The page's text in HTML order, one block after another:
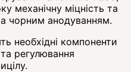
механічну міцність та
чорним анодуванням.
необхідні компоненти
регулювання